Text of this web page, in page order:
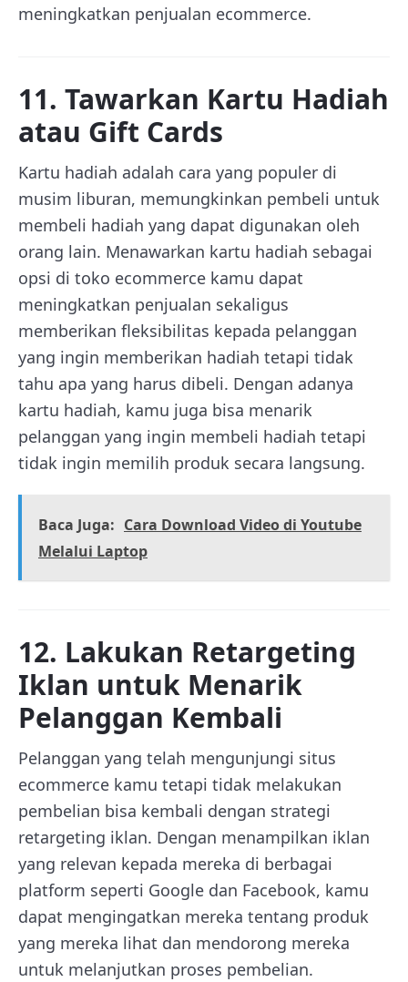
meningkatkan penjualan ecommerce.
11. Tawarkan Kartu Hadiah
atau Gift Cards
Kartu hadiah adalah cara yang populer di
musim liburan, memungkinkan pembeli untuk
membeli hadiah yang dapat digunakan oleh
orang lain. Menawarkan kartu hadiah sebagai
opsi di toko ecommerce kamu dapat
meningkatkan penjualan sekaligus
memberikan fleksibilitas kepada pelanggan
yang ingin memberikan hadiah tetapi tidak
tahu apa yang harus dibeli. Dengan adanya
kartu hadiah, kamu juga bisa menarik
pelanggan yang ingin membeli hadiah tetapi
tidak ingin memilih produk secara langsung.
Baca Juga: Cara Download Video di Youtube
Melalui Laptop
12. Lakukan Retargeting
Iklan untuk Menarik
Pelanggan Kembali
Pelanggan yang telah mengunjungi situs
ecommerce kamu tetapi tidak melakukan
pembelian bisa kembali dengan strategi
retargeting iklan. Dengan menampilkan iklan
yang relevan kepada mereka di berbagai
platform seperti Google dan Facebook, kamu
dapat mengingatkan mereka tentang produk
yang mereka lihat dan mendorong mereka
untuk melanjutkan proses pembelian.